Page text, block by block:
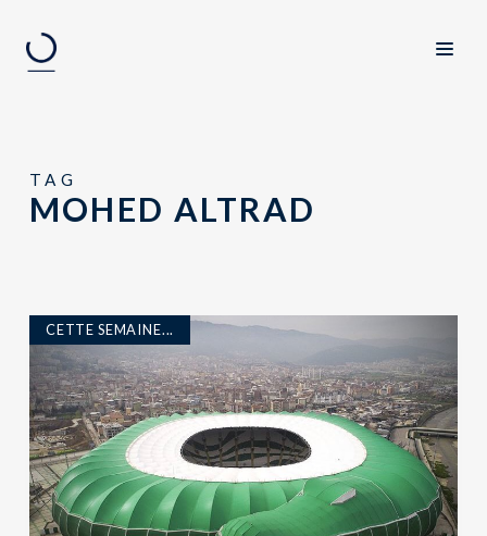
TAG
MOHED ALTRAD
CETTE SEMAINE...